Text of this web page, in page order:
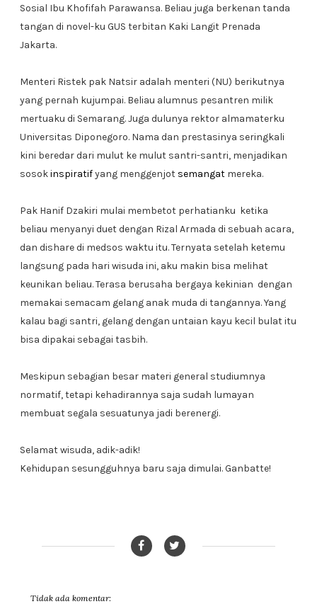
Sosial Ibu Khofifah Parawansa. Beliau juga berkenan tanda
tangan di novel-ku GUS terbitan Kaki Langit Prenada
Jakarta.
Menteri Ristek pak Natsir adalah menteri (NU) berikutnya
yang pernah kujumpai. Beliau alumnus pesantren milik
mertuaku di Semarang. Juga dulunya rektor almamaterku
Universitas Diponegoro. Nama dan prestasinya seringkali
kini beredar dari mulut ke mulut santri-santri, menjadikan
sosokinspiratifyang menggenjot semangat mereka.
Pak Hanif Dzakiri mulai membetot perhatianku ketika
beliau menyanyi duet dengan Rizal Armada di sebuah acara,
dan dishare di medsos waktu itu. Ternyata setelah ketemu
langsung pada hari wisuda ini, aku makin bisa melihat
keunikan beliau. Terasa berusaha bergaya kekinian dengan
memakai semacam gelang anak muda di tangannya. Yang
kalau bagi santri, gelang dengan untaian kayu kecil bulat itu
bisa dipakai sebagai tasbih.
Meskipun sebagian besar materi general studiumnya
normatif, tetapi kehadirannya saja sudah lumayan
membuat segala sesuatunya jadi berenergi.
Selamat wisuda, adik-adik!
Kehidupan sesungguhnya baru saja dimulai. Ganbatte!
Tidak ada komentar: